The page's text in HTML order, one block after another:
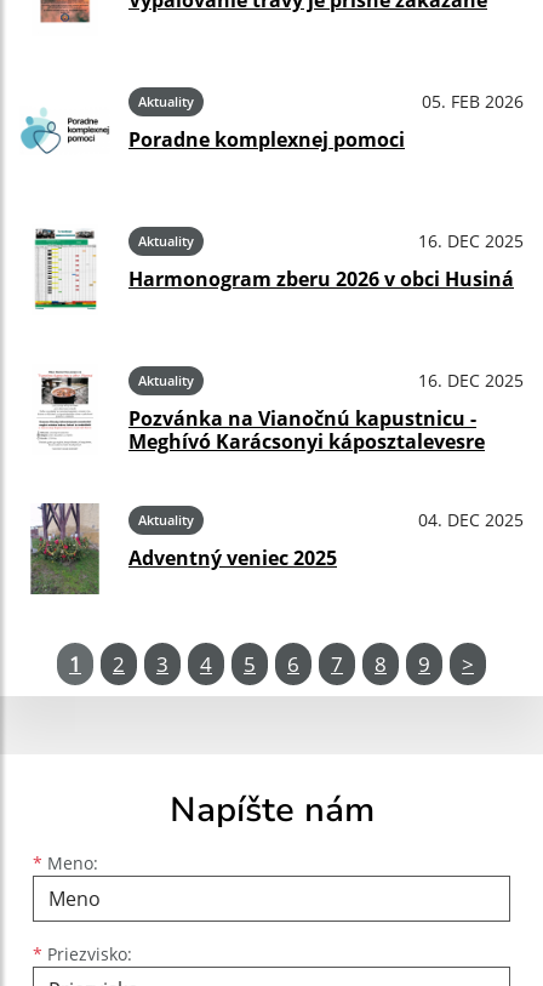
Aktuality 05. FEB 2026
Poradne komplexnej pomoci
Aktuality 16. DEC 2025
Harmonogram zberu 2026 v obci Husiná
Aktuality 16. DEC 2025
Pozvánka na Vianočnú kapustnicu -
Meghívó Karácsonyi káposztalevesre
Aktuality 04. DEC 2025
Adventný veniec 2025
1 2 3 4 5 6 7 8 9 >
Napíšte nám
* Meno:
Meno
* Priezvisko:
Priezvisko
E-mailová adresa